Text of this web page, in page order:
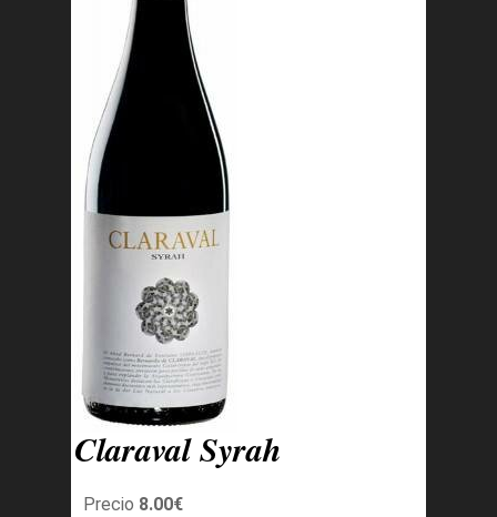
Claraval Syrah
Precio 8.00€